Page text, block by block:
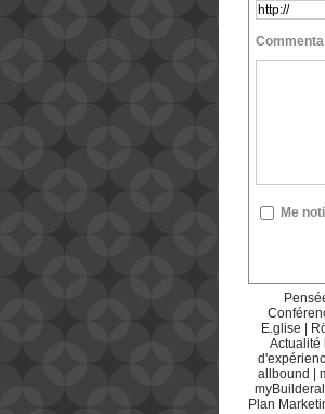
Me
E.glise
Actualité
allbound
Plan